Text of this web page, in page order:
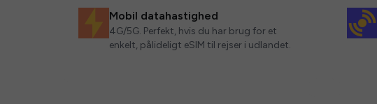
Mobil datahastighed
4G/5G. Perfekt, hvis du har brug for et
enkelt, pålideligt eSIM til rejser i udlandet.